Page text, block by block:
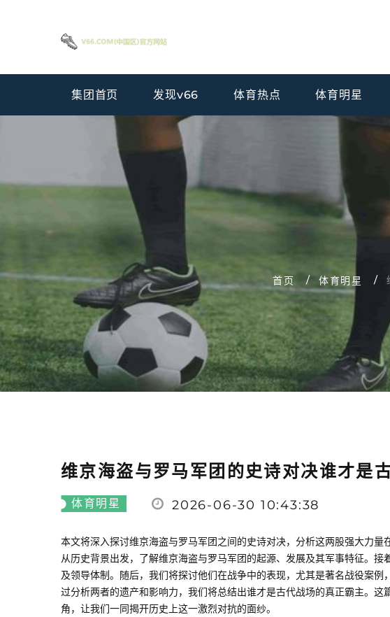
集团首页 发现v66 体育热点 体育明星
首页 体育明星
维京海盗与罗马军团的史诗对决谁才是
体育明星 2026-06-30 10:43:38
本文将深入探讨维京海盗与罗马军团之间的史诗对决，分析这两股强大力
从历史背景出发，了解维京海盗与罗马军团的起源、发展及其军事特征。
及领导体制。随后，我们将探讨他们在战争中的表现，尤其是著名战役案
过分析两者的遗产和影响力，我们将总结出谁才是古代战场的真正霸主。
角，让我们一同揭开历史上这一激烈对抗的面纱。